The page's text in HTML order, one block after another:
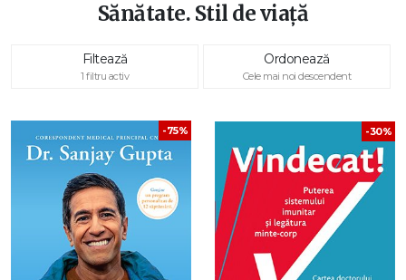
Sănătate. Stil de viață
Filtează
1 filtru activ
Ordonează
Cele mai noi descendent
-75% -30%